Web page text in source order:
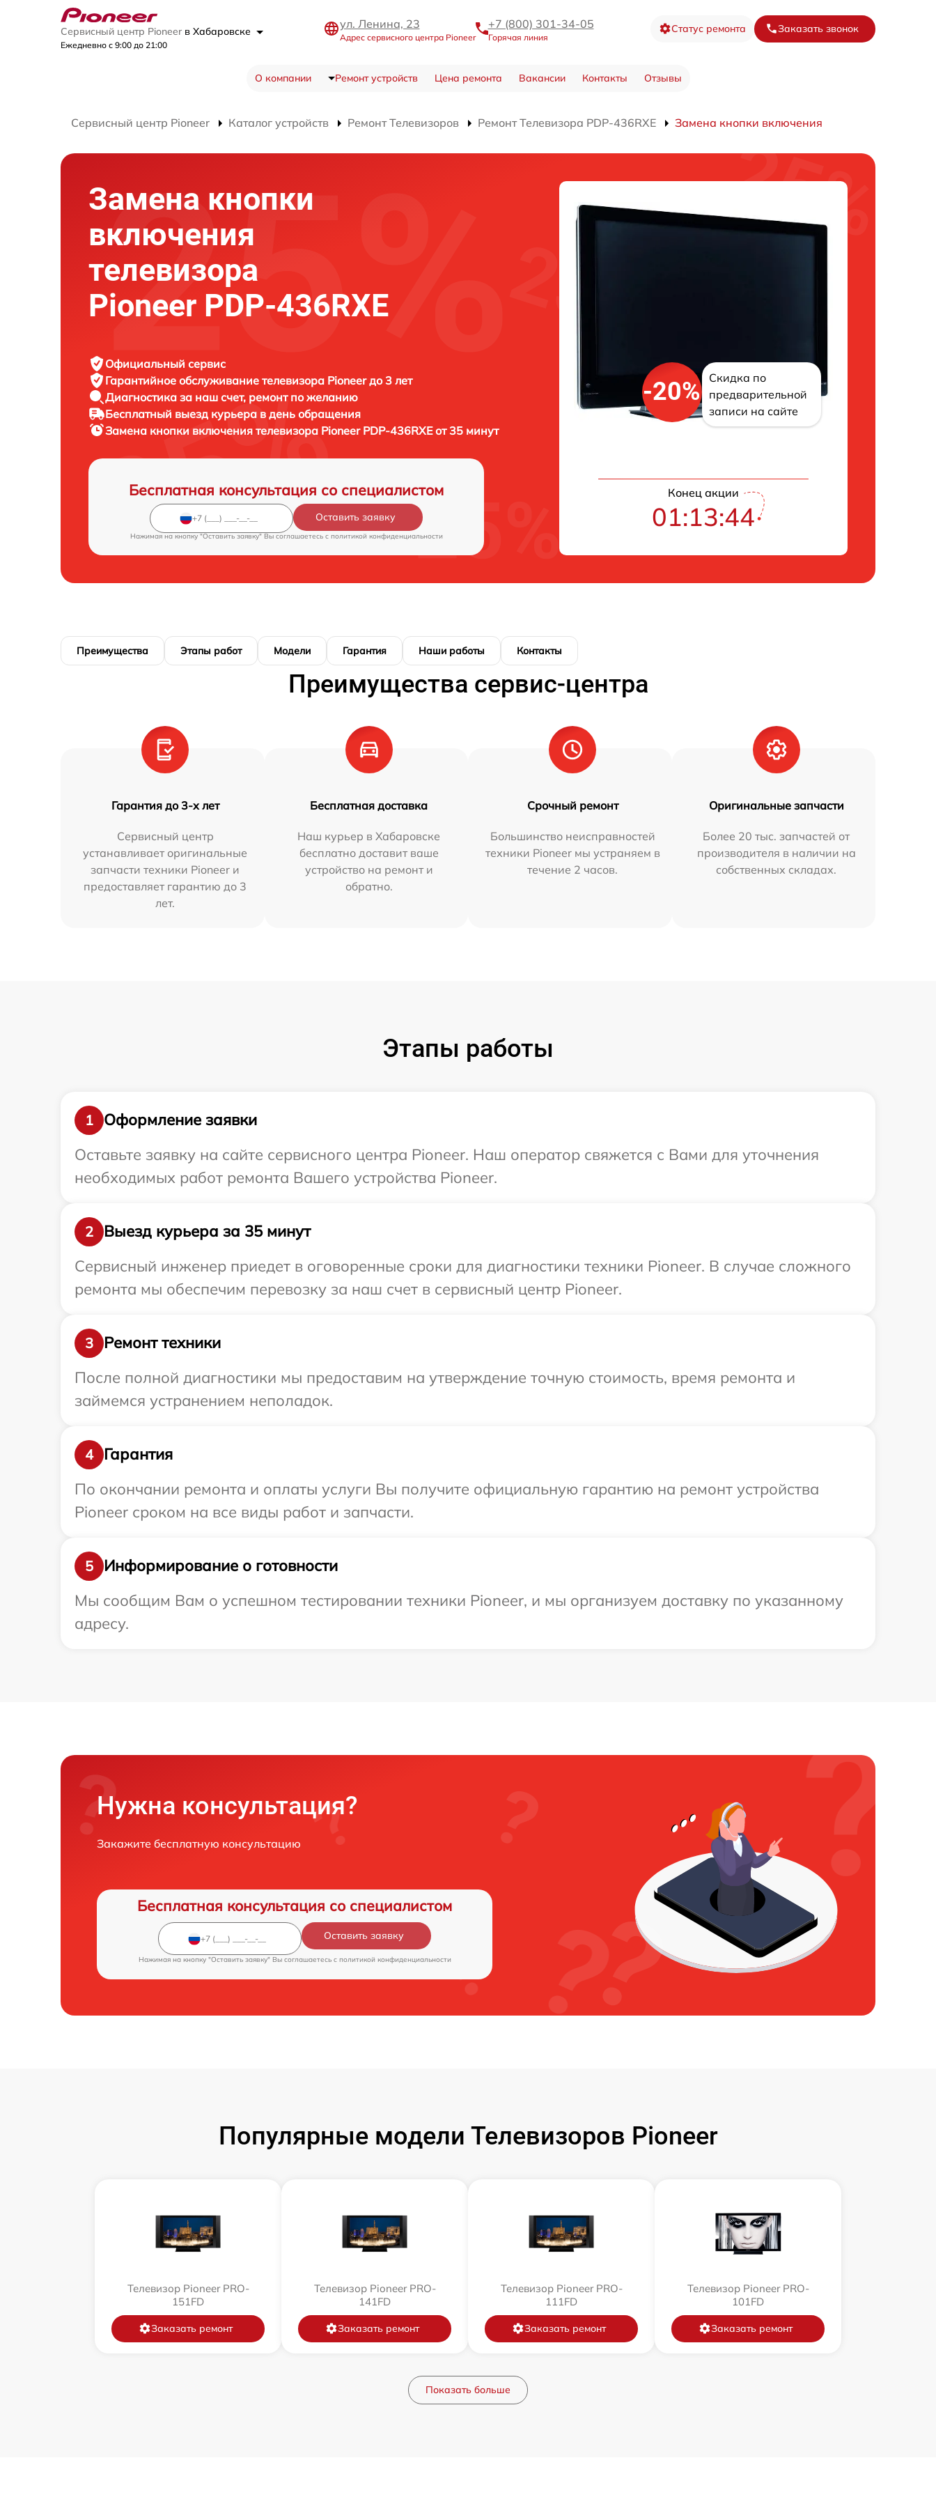
Сервисный центр Pioneer в Хабаровске
Ежедневно с 9:00 до 21:00
ул. Ленина, 23
Адрес сервисного центра Pioneer
+7 (800) 301-34-05
Горячая линия
Статус ремонта Заказать звонок
О компании Ремонт устройств Цена ремонта Вакансии Контакты Отзывы
Сервисный центр Pioneer Каталог устройств Ремонт Телевизоров Ремонт Телевизора PDP-436RXE Замена кнопки включения
Замена кнопки
включения
телевизора
Pioneer PDP-436RXE
Официальный сервис
Гарантийное обслуживание телевизора Pioneer до 3 лет
Диагностика за наш счет, ремонт по желанию
Бесплатный выезд курьера в день обращения
Замена кнопки включения телевизора Pioneer PDP-436RXE от 35 минут
Бесплатная консультация со специалистом
Оставить заявку
Нажимая на кнопку "Оставить заявку" Вы соглашаетесь c политикой конфиденциальности
-20%
Скидка по
предварительной
записи на сайте
Конец акции
01:13:43
Преимущества Этапы работ Модели Гарантия Наши работы Контакты
Преимущества сервис-центра
Гарантия до 3-х лет
Сервисный центр
устанавливает оригинальные
запчасти техники Pioneer и
предоставляет гарантию до 3
лет.
Бесплатная доставка
Наш курьер в Хабаровске
бесплатно доставит ваше
устройство на ремонт и
обратно.
Срочный ремонт
Большинство неисправностей
техники Pioneer мы устраняем в
течение 2 часов.
Оригинальные запчасти
Более 20 тыс. запчастей от
производителя в наличии на
собственных складах.
Этапы работы
1
Оформление заявки
Оставьте заявку на сайте сервисного центра Pioneer. Наш оператор свяжется с Вами для уточнения
необходимых работ ремонта Вашего устройства Pioneer.
2
Выезд курьера за 35 минут
Сервисный инженер приедет в оговоренные сроки для диагностики техники Pioneer. В случае сложного
ремонта мы обеспечим перевозку за наш счет в сервисный центр Pioneer.
3
Ремонт техники
После полной диагностики мы предоставим на утверждение точную стоимость, время ремонта и
займемся устранением неполадок.
4
Гарантия
По окончании ремонта и оплаты услуги Вы получите официальную гарантию на ремонт устройства
Pioneer сроком на все виды работ и запчасти.
5
Информирование о готовности
Мы сообщим Вам о успешном тестировании техники Pioneer, и мы организуем доставку по указанному
адресу.
Нужна консультация?
Закажите бесплатную консультацию
Бесплатная консультация со специалистом
Оставить заявку
Нажимая на кнопку "Оставить заявку" Вы соглашаетесь c политикой конфиденциальности
Популярные модели Телевизоров Pioneer
Телевизор Pioneer PRO-
151FD
Заказать ремонт
Телевизор Pioneer PRO-
141FD
Заказать ремонт
Телевизор Pioneer PRO-
111FD
Заказать ремонт
Телевизор Pioneer PRO-
101FD
Заказать ремонт
Показать больше